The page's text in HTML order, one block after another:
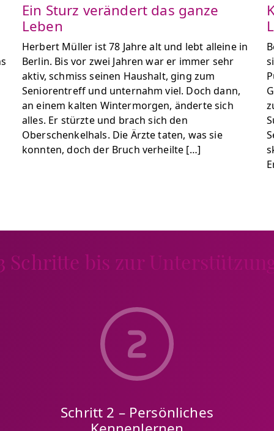
Ein Sturz verändert das ganze
Leben
Herbert Müller ist 78 Jahre alt und lebt alleine in
Berlin. Bis vor zwei Jahren war er immer sehr
aktiv, schmiss seinen Haushalt, ging zum
Seniorentreff und unternahm viel. Doch dann,
an einem kalten Wintermorgen, änderte sich
alles. Er stürzte und brach sich den
Oberschenkelhals. Die Ärzte taten, was sie
konnten, doch der Bruch verheilte […]
Schritte bis zur
Schritt 2 – Persönliches